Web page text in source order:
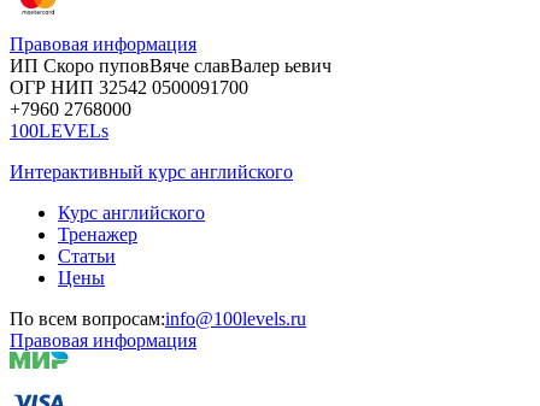
Правовая информация
ИП Скоро пуповВяче славВалер ьевич
ОГР НИП 32542 0500091700
+7960 2768000
100LEVELs
Интерактивный курс английского
Курс английского
Тренажер
Статьи
Цены
По всем вопросам:info@100levels.ru
Правовая информация